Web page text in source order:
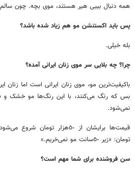
همه دنبال بیبی هیر هستند، موی بچه. چون
پس باید اکستنشن مو هم زیاد شده باشد؟
بله خیلی.
چرا؟ چه بلایی سر موی زنان ایرانی آمده؟
باکیفیت‌ترین مو، موی زنان ایرانی است اما زنان
بس که رنگ می‌کنند، با این رنگ‌ها مو خشک و
نمی‌شود.
قیمت‌ها برایشان از ٥٠‌هزار
تومان: «زیر ٥٠سانت مو نمی‌خریم.»
سن فروشنده برای شما مهم است؟